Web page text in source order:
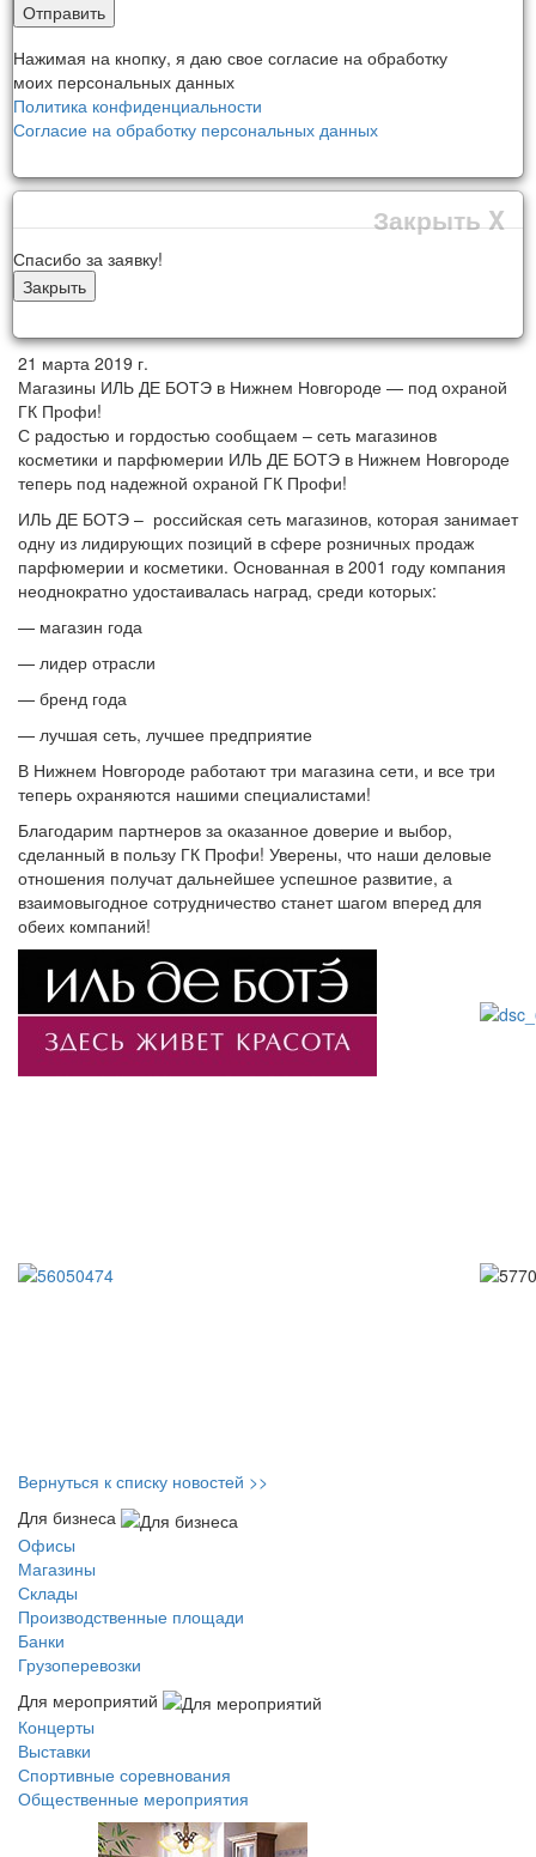
Отправить
Нажимая на кнопку, я даю свое согласие на обработку
моих персональных данных
Политика конфиденциальности
Согласие на обработку персональных данных
Закрыть X
Спасибо за заявку!
Закрыть
21 марта 2019 г.
Магазины ИЛЬ ДЕ БОТЭ в Нижнем Новгороде — под охраной
ГК Профи!
С радостью и гордостью сообщаем – сеть магазинов
косметики и парфюмерии ИЛЬ ДЕ БОТЭ в Нижнем Новгороде
теперь под надежной охраной ГК Профи!
ИЛЬ ДЕ БОТЭ – российская сеть магазинов, которая занимает
одну из лидирующих позиций в сфере розничных продаж
парфюмерии и косметики. Основанная в 2001 году компания
неоднократно удостаивалась наград, среди которых:
— магазин года
— лидер отрасли
— бренд года
— лучшая сеть, лучшее предприятие
В Нижнем Новгороде работают три магазина сети, и все три
теперь охраняются нашими специалистами!
Благодарим партнеров за оказанное доверие и выбор,
сделанный в пользу ГК Профи! Уверены, что наши деловые
отношения получат дальнейшее успешное развитие, а
взаимовыгодное сотрудничество станет шагом вперед для
обеих компаний!
Вернуться к списку новостей >>
Для бизнеса
Офисы
Магазины
Склады
Производственные площади
Банки
Грузоперевозки
Для мероприятий
Концерты
Выставки
Спортивные соревнования
Общественные мероприятия